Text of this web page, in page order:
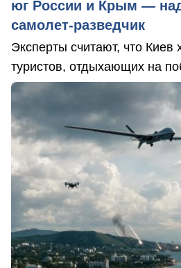
юг России и Крым —
самолет-разведчик
Эксперты считают, что Киев
туристов, отдыхающих на